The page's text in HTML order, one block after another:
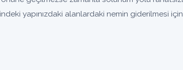
yapınızdaki alanlardaki nemin giderilmesi